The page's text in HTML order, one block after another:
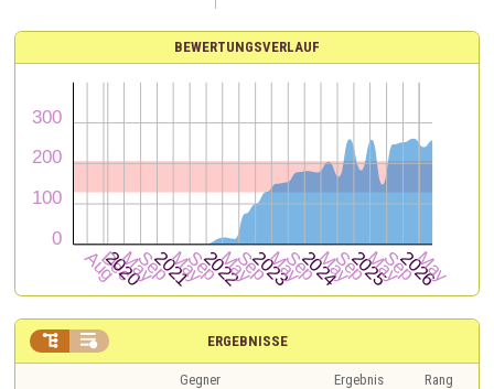
BEWERTUNGSVERLAUF
ERGEBNISSE
 
Gegner Ergebnis
Rang